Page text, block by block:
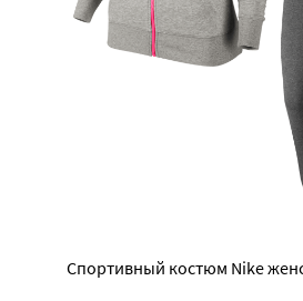
Спортивный костюм Nike